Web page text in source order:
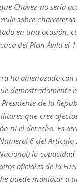
Chávez no sería
sobre
en una ocasión,
del Plan Ávila el
ha amenazado con
demostradamente
de la
que cree
ni el derecho. Es
6 del Artículo
la capacidad
oficiales de la
puede maniatar a